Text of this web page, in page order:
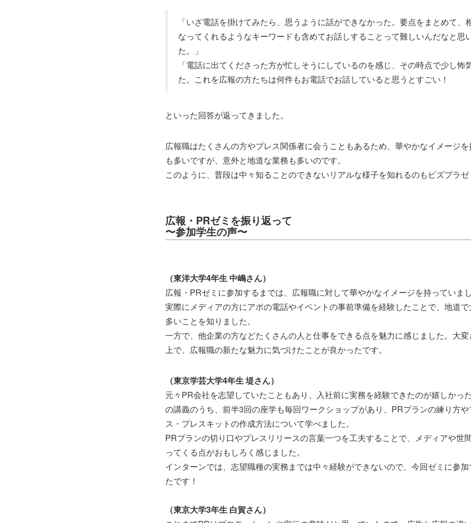
「いざ電話を掛けてみたら、思うように話ができなかった。要点をまとめて、
なってくれるようなキーワードも含めてお話しすることって難しいんだなと思
た。」
「電話に出てくださった方が忙しそうにしているのを感じ、その時点で少し怖
た。これを広報の方たちは何件もお電話でお話していると思うとすごい！
といった回答が返ってきました。
広報職はたくさんの方やプレス関係者に会うこともあるため、華やかなイメージを
も多いですが、意外と地道な業務も多いのです。
このように、普段は中々知ることのできないリアルな様子を知れるのもビズプラゼ
広報・PRゼミを振り返って
〜参加学生の声〜
（東洋大学4年生 中嶋さん）
広報・PRゼミに参加するまでは、広報職に対して華やかなイメージを持っていまし
実際にメディアの方にアポの電話やイベントの事前準備を経験したことで、地道
多いことを知りました。
一方で、他企業の方などたくさんの人と仕事をできる点を魅力に感じました。 大
上で、広報職の新たな魅力に気づけたことが良かったです。
（東京学芸大学4年生 堤さん）
元々PR会社を志望していたこともあり、入社前に実務を経験できたのが嬉しかっ
の講義のうち、前半3回の座学も毎回ワークショップがあり、PRプランの練り方
ス・プレスキットの作成方法について学べました。
PRプランの切り口やプレスリリースの言葉一つを工夫することで、メディアや世
ってくる点がおもしろく感じました。
インターンでは、志望職種の実務までは中々経験ができないので、今回ゼミに参
たです！
（東京大学3年生 白賀さん）